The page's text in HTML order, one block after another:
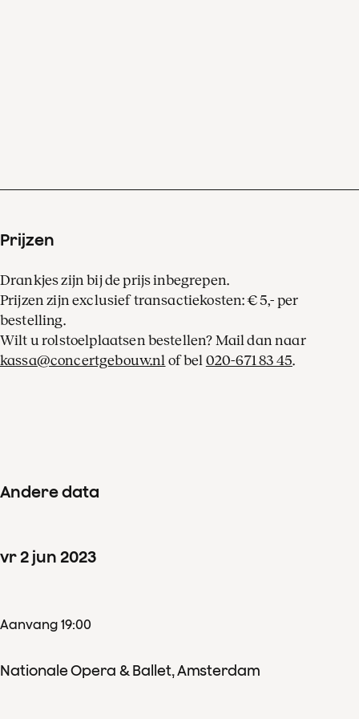
Prijzen
Drankjes zijn bij de prijs inbegrepen.
Prijzen zijn exclusief transactiekosten: € 5,- per
bestelling.
Wilt u rolstoelplaatsen bestellen? Mail dan naar
kassa@concertgebouw.nl of bel 020-671 83 45.
Andere data
vr2 jun 2023
Aanvang 19:00
Nationale Opera & Ballet, Amsterdam